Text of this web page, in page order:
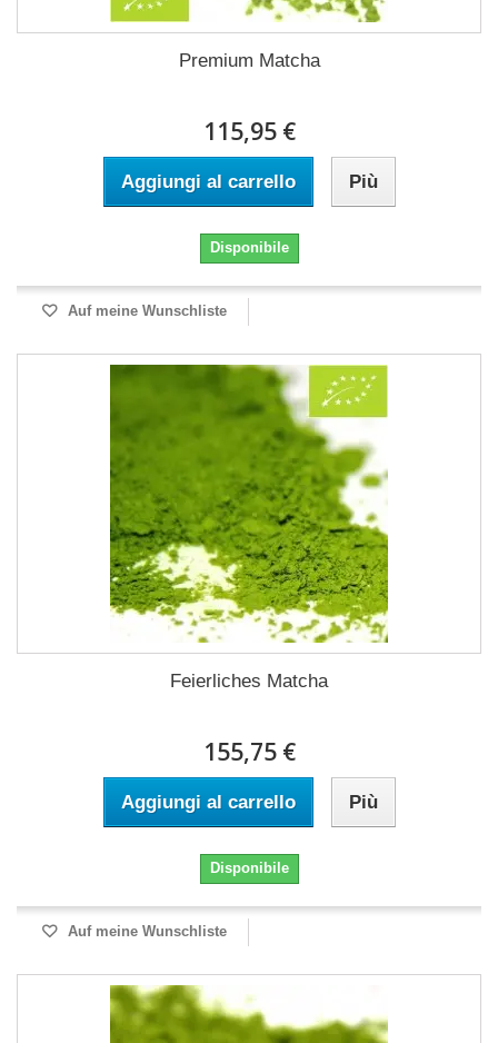
Premium Matcha
115,95 €
Aggiungi al carrello Più
Disponibile
Auf meine Wunschliste
Feierliches Matcha
155,75 €
Aggiungi al carrello Più
Disponibile
Auf meine Wunschliste